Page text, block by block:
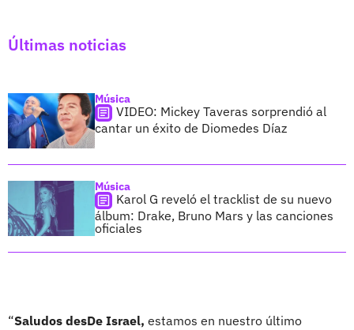
Últimas noticias
Música
VIDEO: Mickey Taveras sorprendió al
cantar un éxito de Diomedes Díaz
Música
Karol G reveló el tracklist de su nuevo
álbum: Drake, Bruno Mars y las canciones
oficiales
“Saludos desDe Israel, estamos en nuestro último